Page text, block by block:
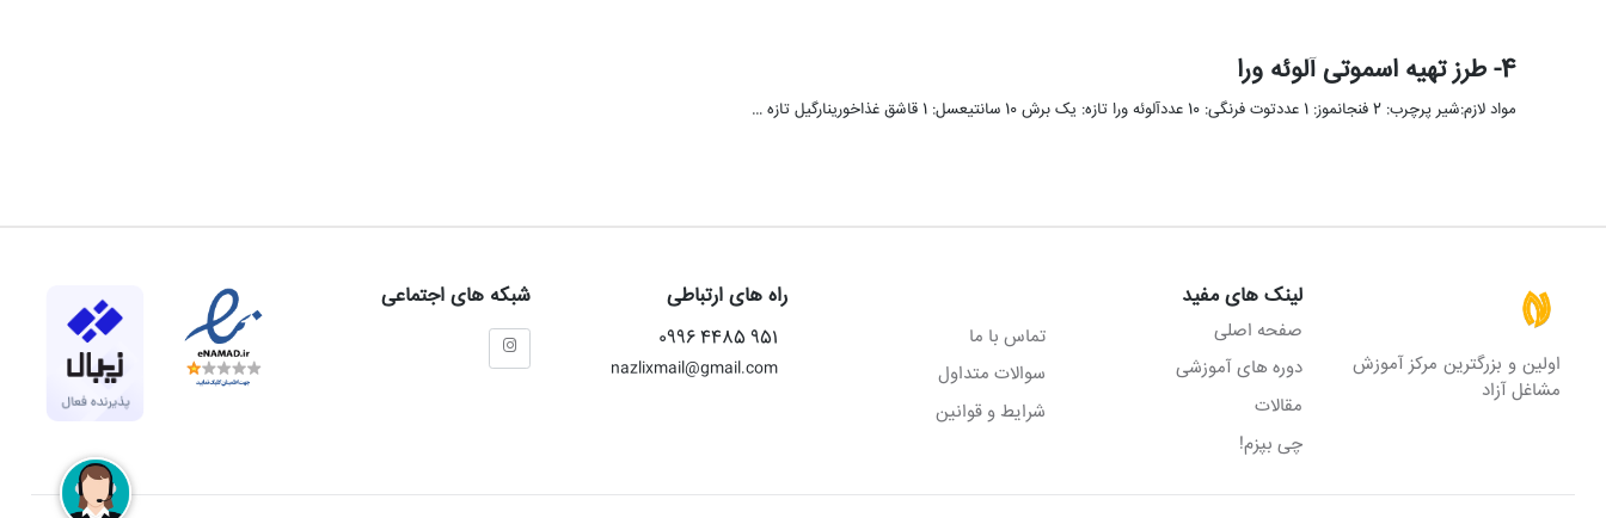
4- طرز تهیه اسموتی آلوئه ورا
مواد لازم:شیر پرچرب: 2 فنجانموز: 1 عددتوت فرنگی: 10 عددآلوئه ورا تازه: یک برش 10 سانتیعسل: 1 قاشق غذاخورینارگیل تازه …
اولین و بزرگترین مرکز آموزش
مشاغل آزاد
لینک های مفید
صفحه اصلی
دوره های آموزشی
مقالات
چی بپزم!
تماس با ما
سوالات متداول
شرایط و قوانین
راه های ارتباطی
951 4485 0996
nazlixmail@gmail.com
شبکه های اجتماعی